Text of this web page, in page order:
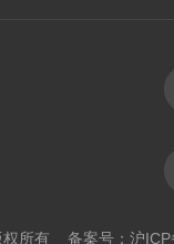
权所有 备案号：沪